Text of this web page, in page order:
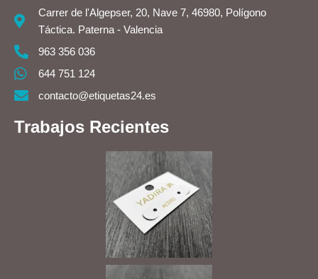
Carrer de l'Algepser, 20, Nave 7, 46980, Polígono
Táctica. Paterna - Valencia
963 356 036
644 751 124
contacto@etiquetas24.es
Trabajos Recientes